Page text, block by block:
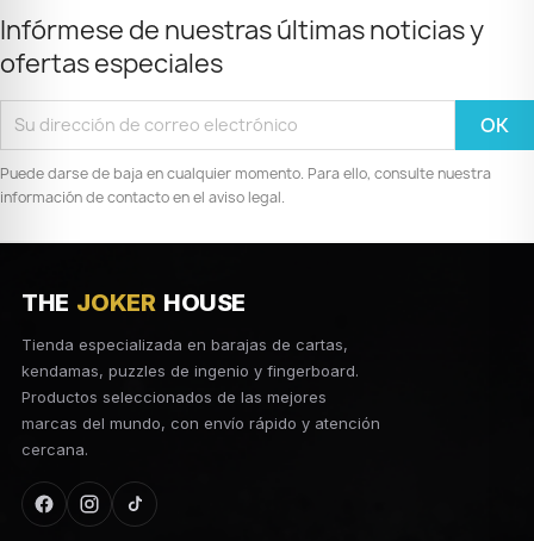
Infórmese de nuestras últimas noticias y
ofertas especiales
Puede darse de baja en cualquier momento. Para ello, consulte nuestra
información de contacto en el aviso legal.
THE JOKER HOUSE
Tienda especializada en barajas de cartas,
kendamas, puzzles de ingenio y fingerboard.
Productos seleccionados de las mejores
marcas del mundo, con envío rápido y atención
cercana.